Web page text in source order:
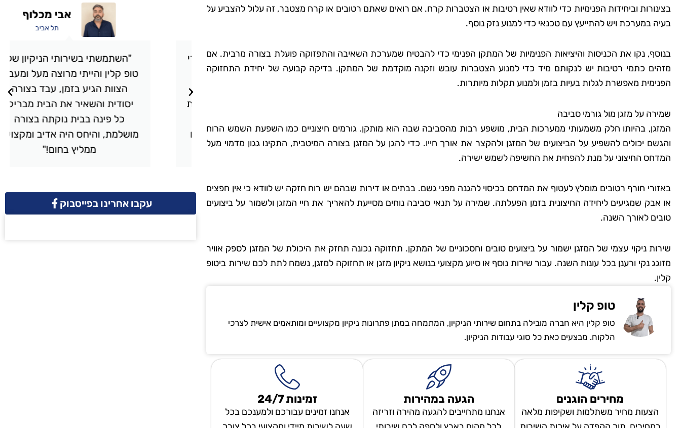
בצינורות וביחידות הפנימיות כדי לוודא שאין רטיבות או הצטברות קרח. אם רואים שאתם רטובים או קרח מצטבר, זה עלול להצביע על
בעיה במערכת ויש להתייעץ עם טכנאי כדי למנוע נזק נוסף.
בנוסף, נקו את הכניסות והיציאות הפנימיות של המתקן הפנימי כדי להבטיח שמערכת השאיבה והתפזוקה פועלת בצורה מרבית. אם
מזהים כתמי רטיבות יש לנקותם מיד כדי למנוע הצטברות עובש וזקנה מוקדמת של המתקן. בדיקה קבועה של יחידת התחזוקה
הפנימית מאפשרת לגלות בעיות בזמן ולמנוע תקלות מיותרות.
שמירה על מזגן מול גורמי סביבה
המזגן, בהיותו חלק משמעותי ממערכות הבית, מושפע רבות מהסביבה שבה הוא מותקן. גורמים חיצוניים כמו השפעת השמש הרוח
והגשם יכולים להשפיע על הביצועים של המזגן ולהקצר את אורך חייו. כדי להגן על המזגן בצורה המיטבית, התקינו גגון מדמוי מעל
המדחס החיצוני על מנת להפחית את החשיפה לשמש ישירה.
באזורי חורף רטובים מומלץ לעטוף את המדחס בכיסוי להגנה מפני גשם. בבתים או דירות שבהם יש רוח חזקה יש לוודא כי אין חפצים
או אבק שמגיעים ליחידה החיצונית בזמן הפעלתה. שמירה על תנאי סביבה נוחים מסייעת להאריך את חיי המזגן ולשמור על ביצועים
טובים לאורך השנה.
שירות ניקוי עצמי של המזגן ישמור על ביצועים טובים וחסכוניים של המתקן. תחזוקה נכונה תחזק את היכולת של המזגן לספק אוויר
מזוגג נקי ורענן בכל עונות השנה. עבור שירות נוסף או סיוע מקצועי בנושא ניקיון מזגן או תחזוקה למזגן, נשמח לתת לכם שירות ביטופ
קלין.
טופ קלין
טופ קלין היא חברה מובילה בתחום שירותי הניקיון, המתמחה במתן פתרונות ניקיון מקצועיים ומותאמים אישית לצרכי
הלקוח. מבצעים כאת כל סוגי עבודות הניקיון.
מחירים הוגנים
הצעות מחיר משתלמות ושקיפות מלאה
הגעה במהירות
אנחנו מתחייבים להגעה מהירה וזריזה
זמינות 24/7
אנחנו זמינים עבורכם ולמענכם בכל
"אני כל כך שמחה שמצאתי את טופ
קלין! הבית שלי מעולם לא היה כל
כך נקי ומטופח. הם דאגו לכל
לסביבה. השירות היה נהדר,
והמחיר היה הוגן. אין ספק שאמשיך
להשתמש בשירותיהם."
שמרית סבג
"החלטתי לנסות את טופ קלין אחרי
ששמעתי עליהם המלצות טובות,
בהחלט אשתמש בשירותים שלהם
שוב בעתיד!"
רועי בן-דוד
"השתמשתי בשירותי הניקיון של
טופ קלין והייתי מרוצה מעל ומעבר.
הצוות הגיע בזמן, עבד בצורה
יסודית והשאיר את הבית מבריק.
כל פינה בבית נוקתה בצורה
מושלמת, והיחס היה אדיב ומקצועי.
ממליץ בחום!"
אבי מכלוף
תל אביב
עקבו אחרינו בפייסבוק